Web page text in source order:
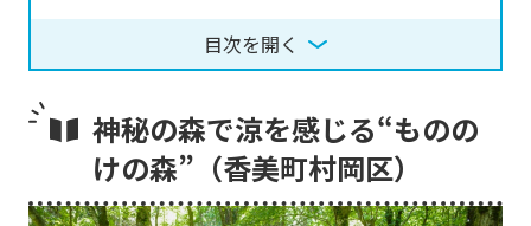
目次を開く
神秘の森で涼を感じる“ものの
けの森”（香美町村岡区）